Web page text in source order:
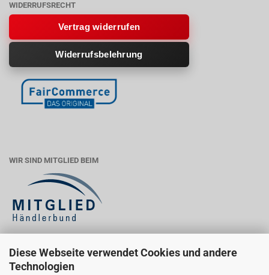
Diese Webseite verwendet Cookies und andere
Technologien
WIDERRUFSRECHT
Vertrag widerrufen
Widerrufsbelehrung
WIR SIND MITGLIED BEIM
KÄUFERSIEGEL